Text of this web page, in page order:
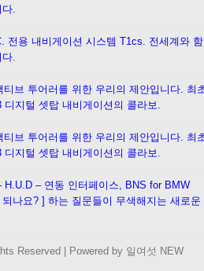
.
전용 내비게이션 시스템 T1cs. 전세계와 함
.
티브 투어러를 위한 우리의 제안입니다. 최
지털 셋탑 내비게이션의 콜라보.
티브 투어러를 위한 우리의 제안입니다. 최
지털 셋탑 내비게이션의 콜라보.
H.U.D – 연동 인터페이스, BNS for BMW
나요? ] 하는 질문들이 무색해지는 새로운
Reserved | Powered by 일여섯 NEW